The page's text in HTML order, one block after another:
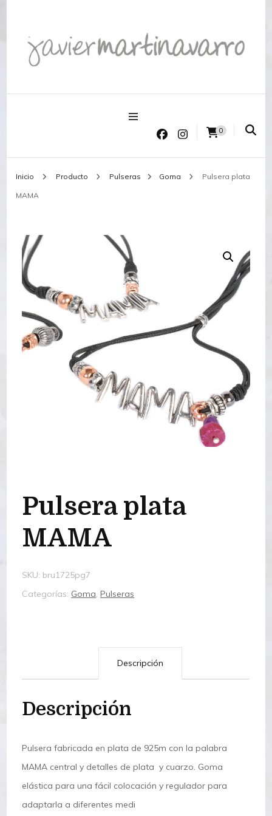
Joyería Javier Martinavarro
0
Inicio Producto Pulseras Goma Pulsera plata
MAMA
Pulsera plata
MAMA
SKU: bru1725pg7
Categorías: Goma,Pulseras
Descripción
Descripción
Pulsera fabricada en plata de 925m con la palabra
MAMA central y detalles de plata y cuarzo. Goma
elástica para una fácil colocación y regulador para
adaptarla a diferentes medi